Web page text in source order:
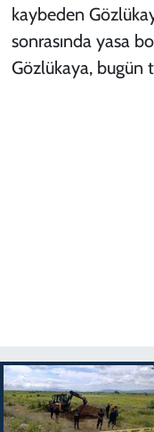
kaybeden
sonrasında yasa
Gözlükaya, bugün